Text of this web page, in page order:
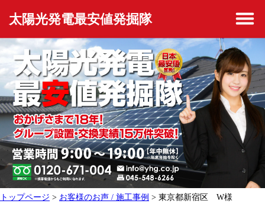
太陽光発電最安値発掘隊
トップページ > お客様のお声 / 施工事例 > 東京都新宿区 W様